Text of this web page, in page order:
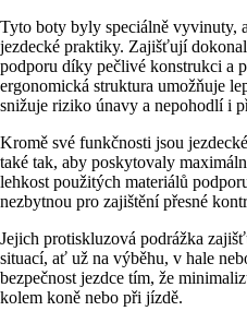
Tyto boty byly speciálně vyvinuty,
jezdecké praktiky. Zajišťují
podporu díky pečlivé konstrukci a
ergonomická struktura umožňuje
snižuje riziko únavy a nepohodlí i
Kromě své funkčnosti jsou
také tak, aby poskytovaly
lehkost použitých materiálů
nezbytnou pro zajištění přesné
Jejich protiskluzová podrážka
situací, ať už na výběhu, v hale
bezpečnost jezdce tím, že
kolem koně nebo při jízdě.